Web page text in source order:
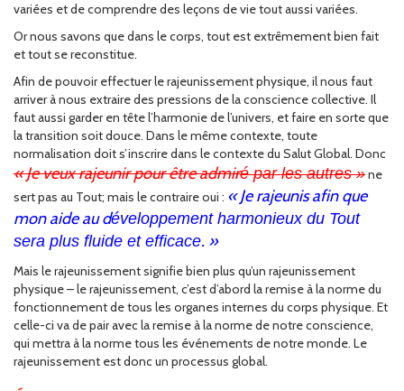
variées et de comprendre des leçons de vie tout aussi variées.
Or nous savons que dans le corps, tout est extrêmement bien fait
et tout se reconstitue.
Afin de pouvoir effectuer le rajeunissement physique, il nous faut
arriver à nous extraire des pressions de la conscience collective. Il
faut aussi garder en tête l’harmonie de l’univers, et faire en sorte que
la transition soit douce. Dans le même contexte, toute
normalisation doit s’inscrire dans le contexte du Salut Global. Donc
«Je veux rajeunir pourêtreadmiré par les autres »ne
sert pas au Tout; mais le contraire oui : « Je rajeunis afin que
mon aide au développement harmonieux du Tout
sera plus fluide et efficace. »
Mais le rajeunissement signifie bien plus qu’un rajeunissement
physique – le rajeunissement, c’est d’abord la remise à la norme du
fonctionnement de tous les organes internes du corps physique. Et
celle-ci va de pair avec la remise à la norme de notre conscience,
qui mettra à la norme tous les événements de notre monde. Le
rajeunissement est donc un processus global.